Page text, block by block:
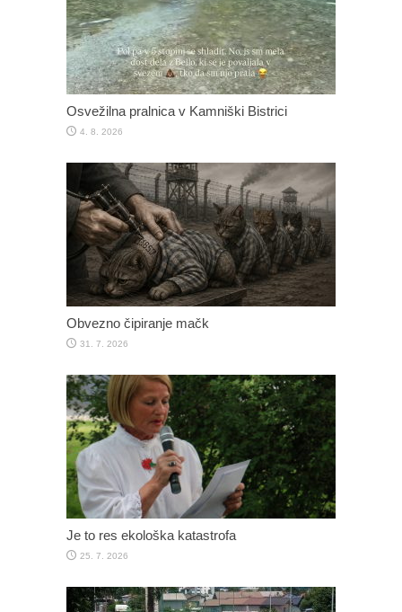
Osvežilna pralnica v Kamniški Bistrici
4. 8. 2026
Obvezno čipiranje mačk
31. 7. 2026
Je to res ekološka katastrofa
25. 7. 2026